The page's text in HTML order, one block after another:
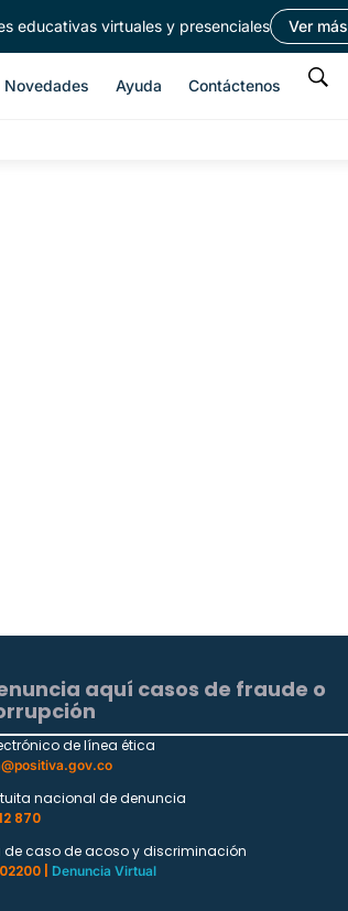
educativas virtuales y presenciales Ver más
Novedades Ayuda Contáctenos
aquí casos de fraude o
de línea ética
nacional de denuncia
870
de caso de acoso y discriminación
|
Denuncia Virtual